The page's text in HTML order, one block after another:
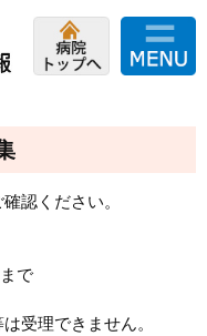
認ください。
で
は受理できません。